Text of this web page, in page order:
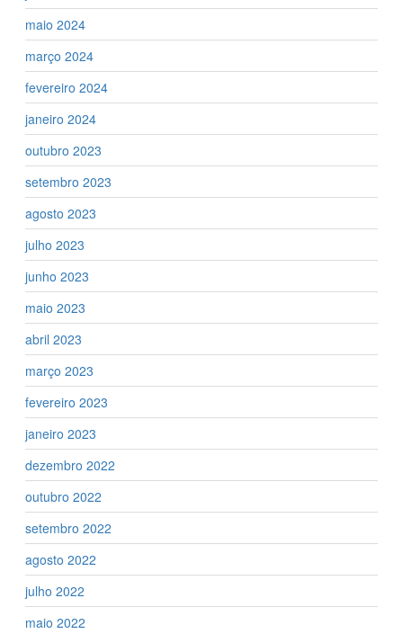
maio 2024
março 2024
fevereiro 2024
janeiro 2024
outubro 2023
setembro 2023
agosto 2023
julho 2023
junho 2023
maio 2023
abril 2023
março 2023
fevereiro 2023
janeiro 2023
dezembro 2022
outubro 2022
setembro 2022
agosto 2022
julho 2022
maio 2022